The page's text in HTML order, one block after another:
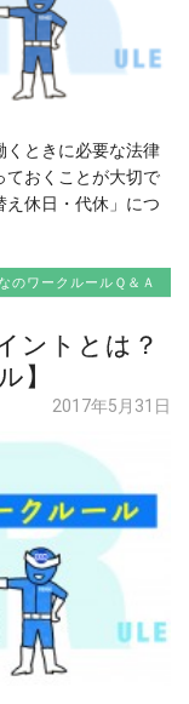
くときに必要な法律
ておくことが大切で
え休日・代休」につ
のワークルールＱ＆Ａ
ントとは？
】
2017年5月31日